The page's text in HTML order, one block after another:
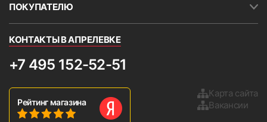
ПОКУПАТЕЛЮ
КОНТАКТЫ В АПРЕЛЕВКЕ
+7 495 152-52-51
Рейтинг магазина
Карта сайта
Вакансии